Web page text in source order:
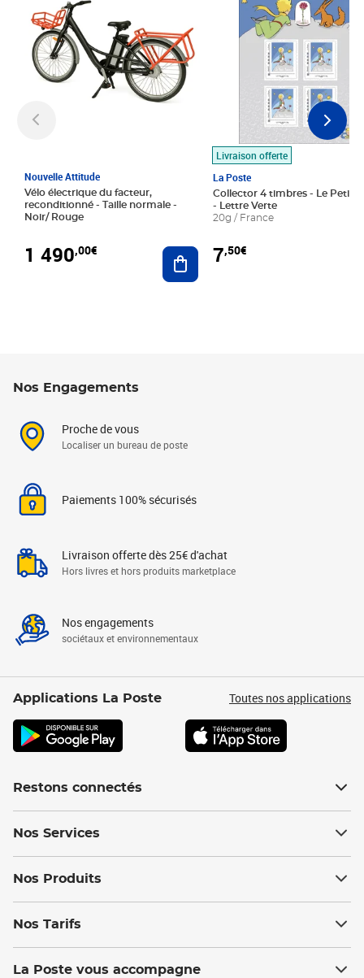
Nouvelle Attitude
Vélo électrique du facteur,
reconditionné - Taille normale -
Noir/ Rouge
1 490,00€ Ajouter au panier
Livraison offerte
La Poste
Collector 4 timbres - Le Petit
- Lettre Verte
20g / France
7,50€
Nos Engagements
Proche de vous
Localiser un bureau de poste
Paiements 100% sécurisés
Livraison offerte dès 25€ d'achat
Hors livres et hors produits marketplace
Nos engagements
sociétaux et environnementaux
Applications La Poste Toutes nos applications
Restons connectés
Nos Services
Nos Produits
Nos Tarifs
La Poste vous accompagne